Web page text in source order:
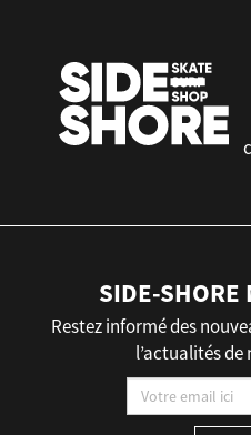
SIDE-SHORE
Restez informé des
l’actualités de